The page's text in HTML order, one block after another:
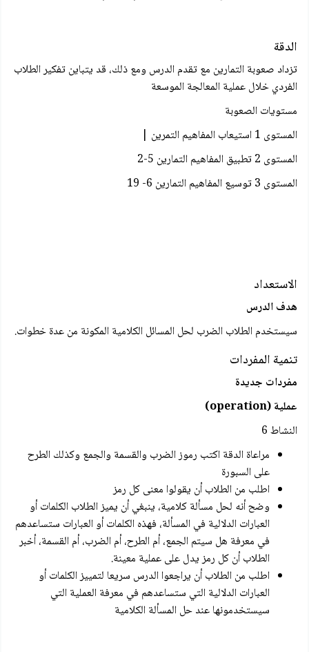
الدقة
تزداد صعوبة التمارين مع تقدم الدرس ومع ذلك، قد يتباين تفكير الطلاب
الفردي خلال عملية المعالجة الموسعة
مستويات الصعوبة
المستوى 1 استيعاب المفاهيم التمرين |
المستوى 2 تطبيق المفاهيم التمارين 5-2
المستوى 3 توسيع المفاهيم التمارين 6- 19
الاستعداد
هدف الدرس
سيستخدم الطلاب الضرب لحل المسائل الكلامية المكونة من عدة خطوات.
تنمية المفردات
مفردات جديدة
عملية (operation)
النشاط 6
مراعاة الدقة اكتب رموز الضرب والقسمة والجمع وكذلك الطرح
على السبورة
اطلب من الطلاب أن يقولوا معنى كل رمز
وضح أنه لحل مسألة كلامية، ينبغي أن يميز الطلاب الكلمات أو
العبارات الدلالية في المسألة، فهذه الكلمات أو العبارات ستساعدهم
في معرفة هل سيتم الجمع، أم الطرح، أم الضرب، أم القسمة، أخبر
الطلاب أن كل رمز يدل على عملية معينة.
اطلب من الطلاب أن يراجعوا الدرس سريعا لتمييز الكلمات أو
العبارات الدلالية التي ستساعدهم في معرفة العملية التي
سيستخدمونها عند حل المسألة الكلامية